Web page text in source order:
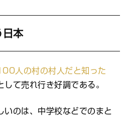
日本
人の村の村人だと知った
して売れ行き好調である。
のは、中学校などでのまと